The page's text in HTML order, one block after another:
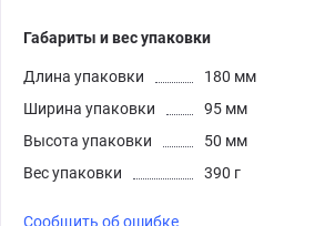
Габариты и вес упаковки
Длина упаковки
180 мм
Ширина упаковки
95 мм
Высота упаковки
50 мм
Вес упаковки
390 г
Сообщить об ошибке